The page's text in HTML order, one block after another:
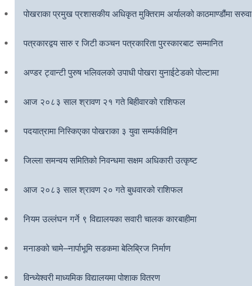
पोखराका प्रमुख प्रशासकीय अधिकृत मुक्तिराम अर्यालको काठमाण्डौंमा सरुवा
पत्रकारद्वय सारु र जिटी कञ्चन पत्रकारिता पुरस्कारबाट सम्मानित
अण्डर ट्वान्टी पुरुष भलिवलको उपाधी पोखरा युनाईटेडको पोल्टामा
आज २०८३ साल श्रावण २१ गते बिहीवारको राशिफल
पदयात्रामा निस्किएका पोखराका ३ युवा सम्पर्कविहिन
जिल्ला समन्वय समितिको निवन्धमा सक्षम अधिकारी उत्कृष्ट
आज २०८३ साल श्रावण २० गते बुधवारको राशिफल
नियम उल्लंघन गर्ने ९ विद्यालयका सवारी चालक कारबाहीमा
मनाङको चामे–नार्पाभूमि सडकमा बेलिब्रिज निर्माण
विन्ध्येश्वरी माध्यमिक विद्यालयमा पोशाक वितरण